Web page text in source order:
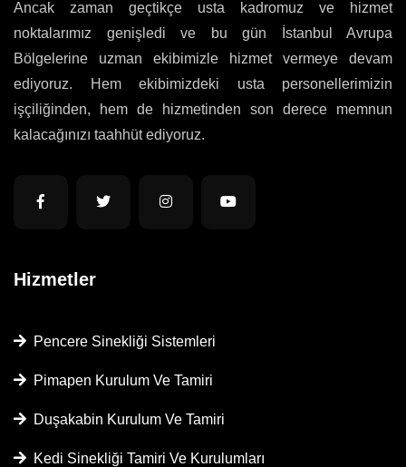
Ancak zaman geçtikçe usta kadromuz ve hizmet
noktalarımız genişledi ve bu gün İstanbul Avrupa
Bölgelerine uzman ekibimizle hizmet vermeye devam
ediyoruz. Hem ekibimizdeki usta personellerimizin
işçiliğinden, hem de hizmetinden son derece memnun
kalacağınızı taahhüt ediyoruz.
Hizmetler
Pencere Sinekliği Sistemleri
Pimapen Kurulum Ve Tamiri
Duşakabin Kurulum Ve Tamiri
Kedi Sinekliği Tamiri Ve Kurulumları